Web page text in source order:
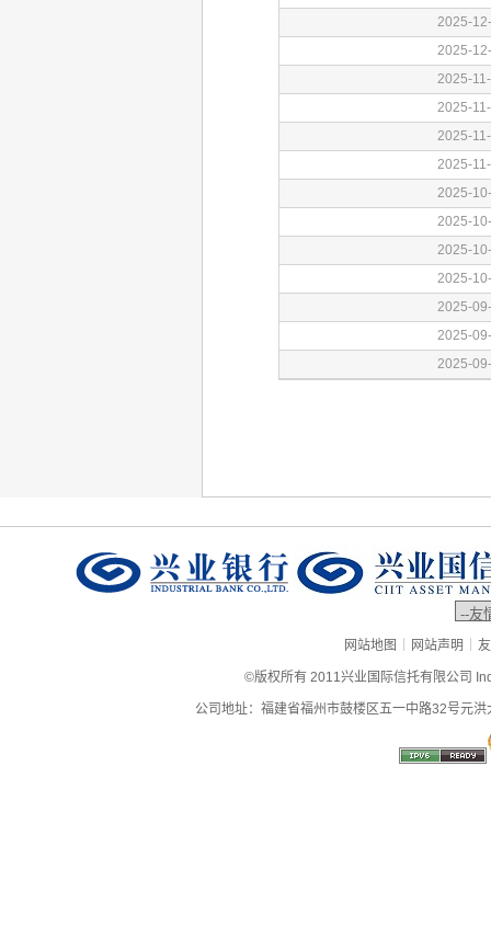
网站地图 | 网站声明 |
©版权所有 2011兴业国际信托有限公司
公司地址：福建省福州市鼓楼区五一中路32号元